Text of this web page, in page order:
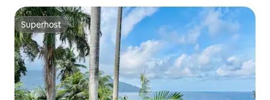
Superhost
Superhost